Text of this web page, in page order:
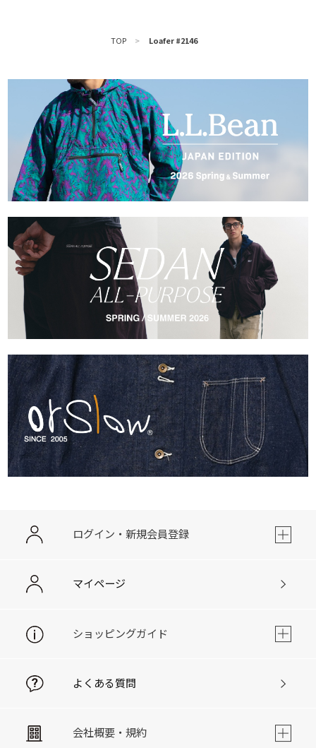
TOP > Loafer #2146
ログイン・新規会員登録
マイページ
ショッピングガイド
よくある質問
会社概要・規約